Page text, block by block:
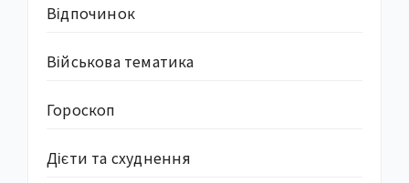
Відпочинок
Військова тематика
Гороскоп
Дієти та схуднення